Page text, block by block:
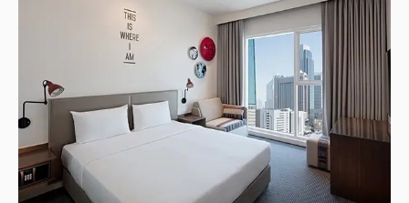
ابدأ العمل
لا يوجد ما يمنعك من الاستمتاع بتجربة رائعة في روڤ؛ انسَ
النعال، والشامبو، وما يزعجك – لقد ركزنا كل جهودنا على تقديم